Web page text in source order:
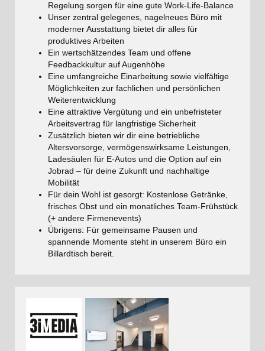
Regelung sorgen für eine gute Work-Life-Balance
Unser zentral gelegenes, nagelneues Büro mit
moderner Ausstattung bietet dir alles für
produktives Arbeiten
Ein wertschätzendes Team und offene
Feedbackkultur auf Augenhöhe
Eine umfangreiche Einarbeitung sowie vielfältige
Möglichkeiten zur fachlichen und persönlichen
Weiterentwicklung
Eine attraktive Vergütung und ein unbefristeter
Arbeitsvertrag für langfristige Sicherheit
Zusätzlich bieten wir dir eine betriebliche
Altersvorsorge, vermögenswirksame Leistungen,
Ladesäulen für E-Autos und die Option auf ein
Jobrad – für deine Zukunft und nachhaltige
Mobilität
Für dein Wohl ist gesorgt: Kostenlose Getränke,
frisches Obst und ein monatliches Team-Frühstück
(+ andere Firmenevents)
Übrigens: Für gemeinsame Pausen und
spannende Momente steht in unserem Büro ein
Billardtisch bereit.